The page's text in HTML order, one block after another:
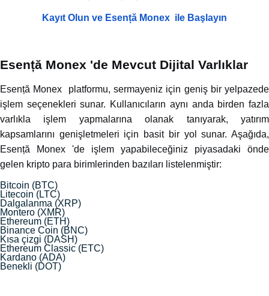
Kayıt Olun ve Esență Monex ile Başlayın
Esență Monex 'de Mevcut Dijital Varlıklar
Esență Monex platformu, sermayeniz için geniş bir yelpazede
işlem seçenekleri sunar. Kullanıcıların aynı anda birden fazla
varlıkla işlem yapmalarına olanak tanıyarak, yatırım
kapsamlarını genişletmeleri için basit bir yol sunar. Aşağıda,
Esență Monex 'de işlem yapabileceğiniz piyasadaki önde
gelen kripto para birimlerinden bazıları listelenmiştir:
Bitcoin (BTC)
Litecoin (LTC)
Dalgalanma (XRP)
Montero (XMR)
Ethereum (ETH)
Binance Coin (BNC)
Kısa çizgi (DASH)
Ethereum Classic (ETC)
Kardano (ADA)
Benekli (DOT)